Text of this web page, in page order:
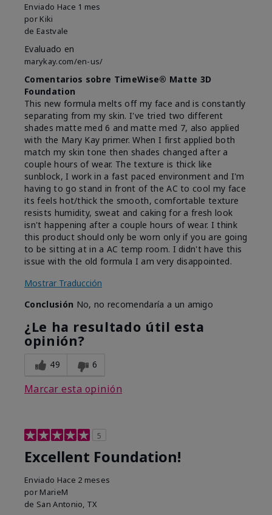
Enviado Hace 1 mes
por Kiki
de Eastvale
Evaluado en
marykay.com/en-us/
Comentarios sobre TimeWise® Matte 3D
Foundation
This new formula melts off my face and is constantly
separating from my skin. I've tried two different
shades matte med 6 and matte med 7, also applied
with the Mary Kay primer. When I first applied both
match my skin tone then shades changed after a
couple hours of wear. The texture is thick like
sunblock, I work in a fast paced environment and I'm
having to go stand in front of the AC to cool my face
its feels hot/thick the smooth, comfortable texture
resists humidity, sweat and caking for a fresh look
isn't happening after a couple hours of wear. I think
this product should only be worn only if you are going
to be sitting at in a AC temp room. I didn't have this
issue with the old formula I am very disappointed.
Mostrar Traducción
Conclusión No, no recomendaría a un amigo
¿Le ha resultado útil esta
opinión?
49 6
Marcar esta opinión
5
Excellent Foundation!
Enviado Hace 2 meses
por MarieM
de San Antonio, TX